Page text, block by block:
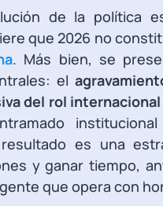
de la política
que 2026 no
. Más bien, se
el
del rol
es una
y ganar tiempo,
que opera con